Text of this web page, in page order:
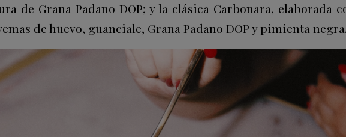
de Grana Padano DOP; y la clásica Carbonara, elaborada
de huevo, guanciale, Grana Padano DOP y pimienta negra.